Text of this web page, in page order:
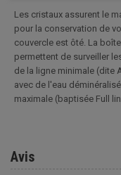
Les cristaux assurent le
pour la conservation de
couvercle est ôté. La
permettent de surveiller
de la ligne minimale (dite
avec de l'eau
maximale (baptisée Full
Avis